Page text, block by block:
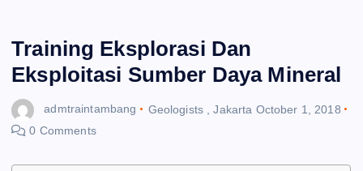
Training Eksplorasi Dan
Eksploitasi Sumber Daya Mineral
admtraintambang Geologists,Jakarta October 1, 2018
0 Comments